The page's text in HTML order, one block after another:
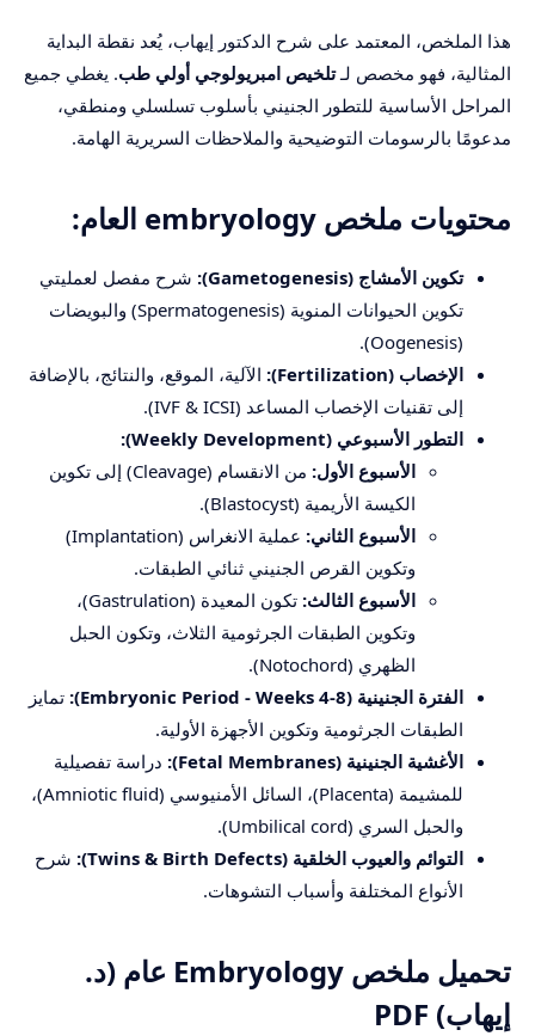
هذا الملخص، المعتمد على شرح الدكتور إيهاب، يُعد نقطة البداية
المثالية، فهو مخصص لـتلخيص امبريولوجي أولي طب. يغطي جميع
المراحل الأساسية للتطور الجنيني بأسلوب تسلسلي ومنطقي،
مدعومًا بالرسومات التوضيحية والملاحظات السريرية الهامة.
محتويات ملخص embryology العام:
تكوين الأمشاج (Gametogenesis):
شرح مفصل لعمليتي
تكوين الحيوانات المنوية (Spermatogenesis) والبويضات
(Oogenesis).
الإخصاب (Fertilization):
الآلية، الموقع، والنتائج، بالإضافة
إلى تقنيات الإخصاب المساعد (IVF & ICSI).
التطور الأسبوعي (Weekly Development):
الأسبوع الأول:
من الانقسام (Cleavage) إلى تكوين
الكيسة الأريمية (Blastocyst).
الأسبوع الثاني:
عملية الانغراس (Implantation)
وتكوين القرص الجنيني ثنائي الطبقات.
الأسبوع الثالث:
تكون المعيدة (Gastrulation)،
وتكوين الطبقات الجرثومية الثلاث، وتكون الحبل
الظهري (Notochord).
الفترة الجنينية (Embryonic Period - Weeks 4-8):
تمايز
الطبقات الجرثومية وتكوين الأجهزة الأولية.
الأغشية الجنينية (Fetal Membranes):
دراسة تفصيلية
للمشيمة (Placenta)، السائل الأمنيوسي (Amniotic fluid)،
والحبل السري (Umbilical cord).
التوائم والعيوب الخلقية (Twins & Birth Defects):
شرح
الأنواع المختلفة وأسباب التشوهات.
تحميل ملخص Embryology عام (د.
إيهاب) PDF